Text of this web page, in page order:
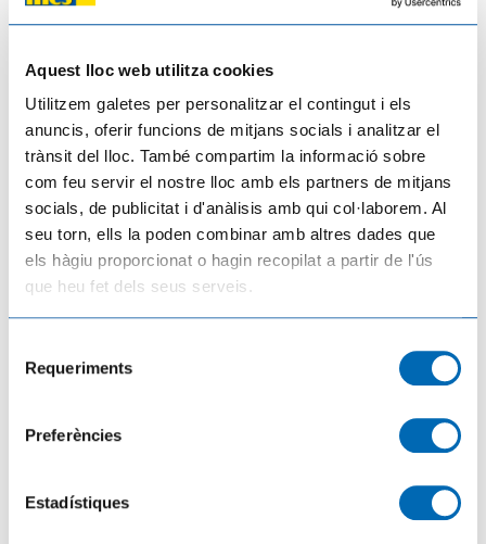
Aquest lloc web utilitza cookies
Utilitzem galetes per personalitzar el contingut i els
anuncis, oferir funcions de mitjans socials i analitzar el
trànsit del lloc. També compartim la informació sobre
com feu servir el nostre lloc amb els partners de mitjans
socials, de publicitat i d'anàlisis amb qui col·laborem. Al
seu torn, ells la poden combinar amb altres dades que
els hàgiu proporcionat o hagin recopilat a partir de l'ús
que heu fet dels seus serveis.
Requeriments
Preferències
Estadístiques
03/08/2026
Territori, Habitatge i Transició Ecològica impulsa la recuperació de la canya
autòctona a l'Ebre